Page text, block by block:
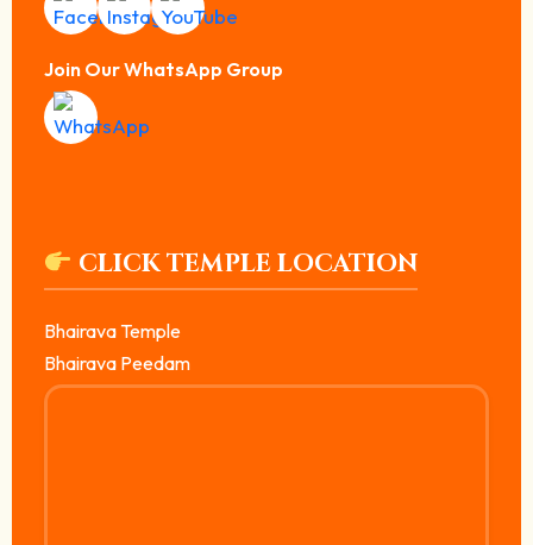
Join Our WhatsApp Group
CLICK TEMPLE LOCATION
Bhairava Temple
Bhairava Peedam